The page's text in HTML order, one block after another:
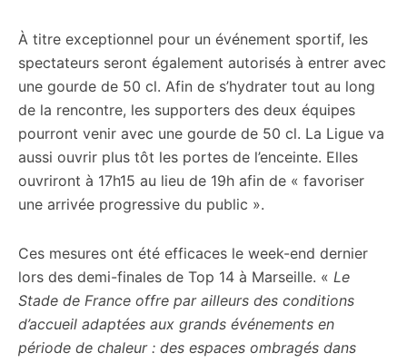
À titre exceptionnel pour un événement sportif, les
spectateurs seront également autorisés à entrer avec
une gourde de 50 cl. Afin de s’hydrater tout au long
de la rencontre, les supporters des deux équipes
pourront venir avec une gourde de 50 cl. La Ligue va
aussi ouvrir plus tôt les portes de l’enceinte. Elles
ouvriront à 17h15 au lieu de 19h afin de « favoriser
une arrivée progressive du public ».
Ces mesures ont été efficaces le week-end dernier
lors des demi-finales de Top 14 à Marseille. « Le
Stade de France offre par ailleurs des conditions
d’accueil adaptées aux grands événements en
période de chaleur : des espaces ombragés dans